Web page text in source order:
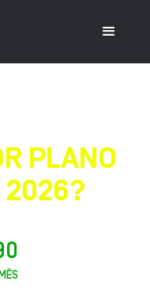
PLANO
2026?